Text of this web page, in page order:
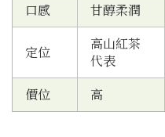
口感
甘醇柔潤
定位
高山紅茶
代表
價位
高